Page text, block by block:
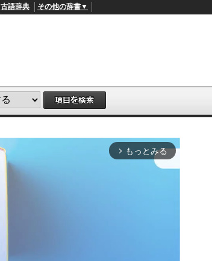
古語辞典 その他の辞書▼
arrow_forward_ios もっとみる